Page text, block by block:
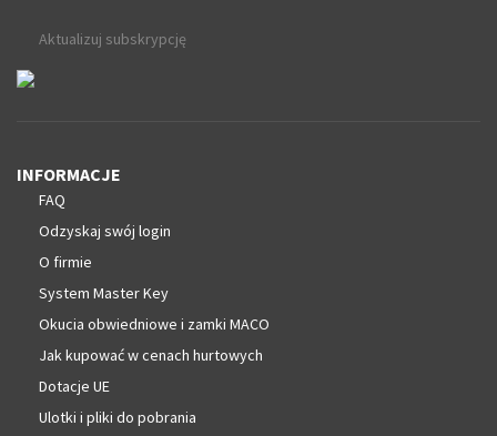
Aktualizuj subskrypcję
INFORMACJE
FAQ
Odzyskaj swój login
O firmie
System Master Key
Okucia obwiedniowe i zamki MACO
Jak kupować w cenach hurtowych
Dotacje UE
Ulotki i pliki do pobrania